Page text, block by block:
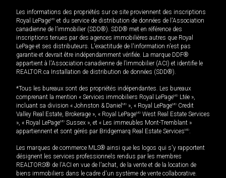
Les informations des propriétés sur ce site proviennent des inscriptions
Royal LePageMD et du service de distribution de données de l'Association
canadienne de l’immobilier (SDD®). SDD® met en référence des
inscriptions tenues par des agences immobilières autres que Royal
LePage et ses distributeurs. L'exactitude de l'information n'est pas
garantie et devrait être indépendamment vérifiée. La marque DDF®
appartient à l'Association canadienne de l’immobilier (ACI) et identifie le
REALTOR.ca Installation de distribution de données (SDD®).
*Tous les bureaux sont des propriétés indépendantes. Les bureaux
comprenant la mention « Services immobiliers Royal LePageMD Ltée »,
incluant sa division « Johnston & Daniel MD », « Royal LePageMD Credit
Valley Real Estate, Brokerage », « Royal LePageMD West Real Estate Services
», « Royal LePageMD Sussex », et « Les immeubles Mont-Tremblant »
appartiennent et sont gérés par Bridgemarq Real Estate ServicesMD.
Les marques de commerce MLS® ainsi que les logos qui s'y rapportent
désignent les services professionnels rendus par les membres
REALTORS® de l'ACI en vue de l'achat, de la vente et de la location de
biens immobiliers dans le cadre d'un système de vente collaborative.